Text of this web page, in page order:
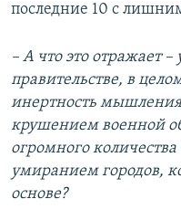
последние 10 с
– А что это отражает
правительстве, в
инертность
крушением военной
огромного
умиранием городов,
основе?